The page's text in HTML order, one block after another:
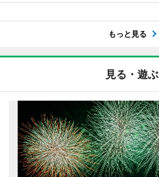
もっと見る
見る・遊ぶ